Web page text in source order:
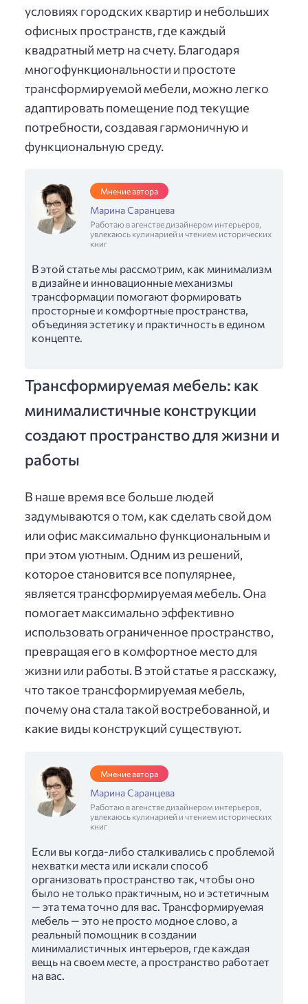
условиях городских квартир и небольших
офисных пространств, где каждый
квадратный метр на счету. Благодаря
многофункциональности и простоте
трансформируемой мебели, можно легко
адаптировать помещение под текущие
потребности, создавая гармоничную и
функциональную среду.
Мнение автора
Марина Саранцева
Работаю в агенстве дизайнером интерьеров,
увлекаюсь кулинарией и чтением исторических
книг
В этой статье мы рассмотрим, как минимализм
в дизайне и инновационные механизмы
трансформации помогают формировать
просторные и комфортные пространства,
объединяя эстетику и практичность в едином
концепте.
Трансформируемая мебель: как
минималистичные конструкции
создают пространство для жизни и
работы
В наше время все больше людей
задумываются о том, как сделать свой дом
или офис максимально функциональным и
при этом уютным. Одним из решений,
которое становится все популярнее,
является трансформируемая мебель. Она
помогает максимально эффективно
использовать ограниченное пространство,
превращая его в комфортное место для
жизни или работы. В этой статье я расскажу,
что такое трансформируемая мебель,
почему она стала такой востребованной, и
какие виды конструкций существуют.
Мнение автора
Марина Саранцева
Работаю в агенстве дизайнером интерьеров,
увлекаюсь кулинарией и чтением исторических
книг
Если вы когда-либо сталкивались с проблемой
нехватки места или искали способ
организовать пространство так, чтобы оно
было не только практичным, но и эстетичным
— эта тема точно для вас. Трансформируемая
мебель — это не просто модное слово, а
реальный помощник в создании
минималистичных интерьеров, где каждая
вещь на своем месте, а пространство работает
на вас.